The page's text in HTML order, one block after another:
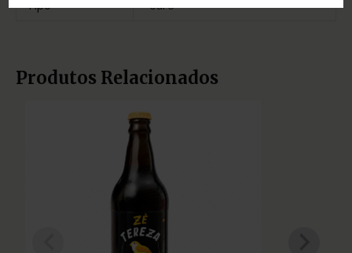
Tipo
ouro
Produtos Relacionados